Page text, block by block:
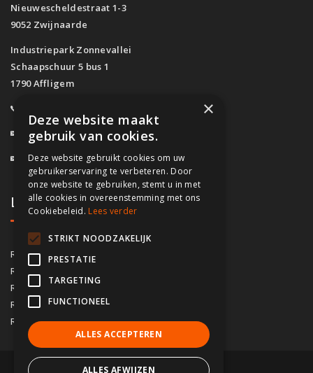
Nieuwescheldestraat 1-3
9052 Zwijnaarde
Industriepark Zonnevallei
Schaapschuur 5 bus 1
1790 Affligem
info@fassado.be
BTW: BE 0700.617.934
Lokaal contact
Regio Antwerpen
Regio Brussel
Regio Gent 09/283.15.10
Regio Brugge 050/76.00.21
Regio Kortrijk 056/92.10.73
×
Deze website maakt
gebruik van cookies.
Deze website gebruikt cookies om uw
gebruikerservaring te verbeteren. Door
onze website te gebruiken, stemt u in met
alle cookies in overeenstemming met ons
Cookiebeleid. Lees verder
STRIKT NOODZAKELIJK
PRESTATIE
TARGETING
FUNCTIONEEL
ALLES ACCEPTEREN
ALLES AFWIJZEN